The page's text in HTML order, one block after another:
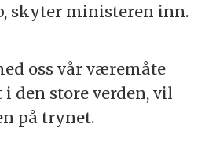
skyter ministeren inn.
oss vår væremåte
den store verden, vil
på trynet.